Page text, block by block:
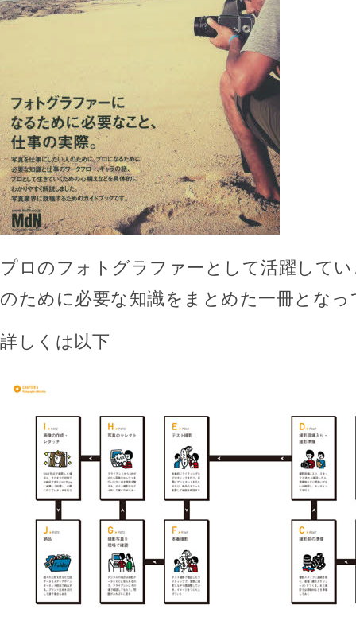
プロのフォトグラファーとして活躍して
のために必要な知識をまとめた一冊とな
詳しくは以下